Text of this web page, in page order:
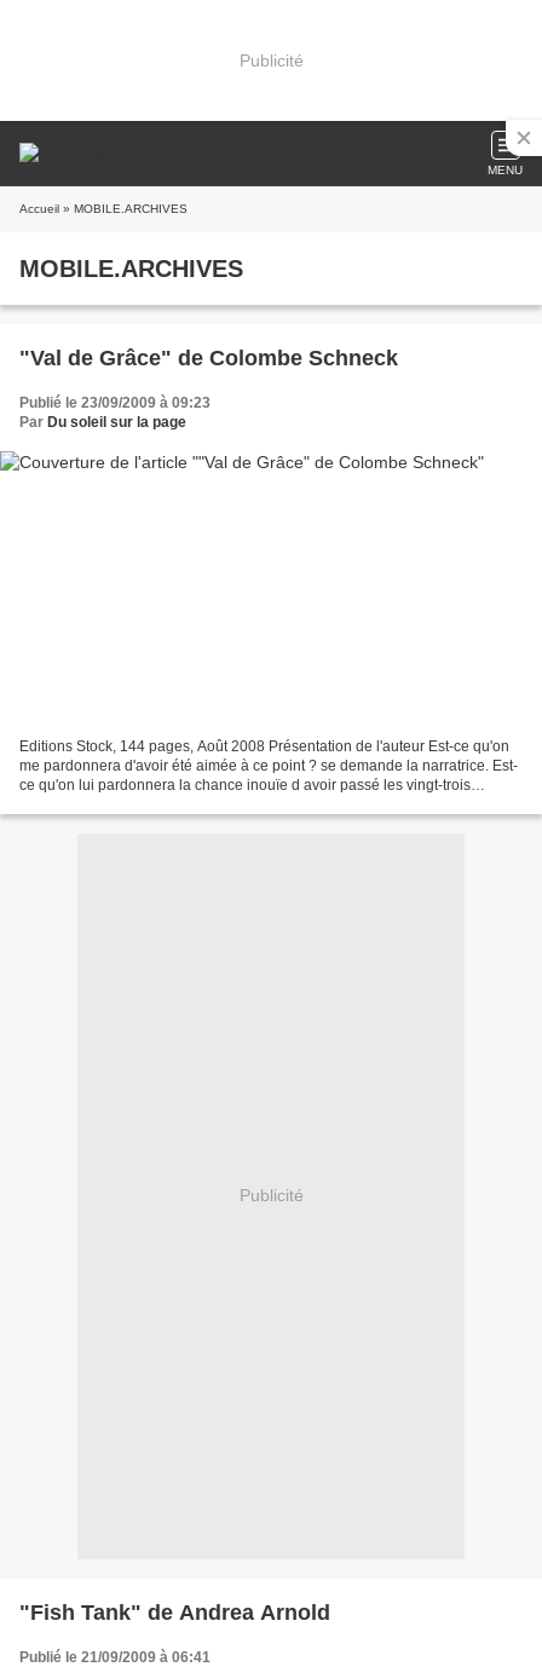
Publicité
MENU
Accueil » MOBILE.ARCHIVES
MOBILE.ARCHIVES
"Val de Grâce" de Colombe Schneck
Publié le 23/09/2009 à 09:23
Par Du soleil sur la page
Editions Stock, 144 pages, Août 2008 Présentation de l'auteur Est-ce qu'on
me pardonnera d'avoir été aimée à ce point ? se demande la narratrice. Est-
ce qu'on lui pardonnera la chance inouïe d avoir passé les vingt-trois
Publicité
"Fish Tank" de Andrea Arnold
Publié le 21/09/2009 à 06:41